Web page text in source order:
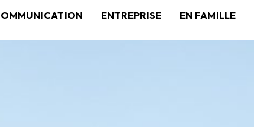
ENTREPRISE EN FAMILLE